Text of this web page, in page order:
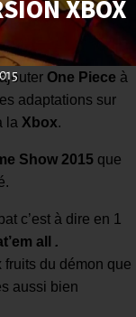
XBOX
One Piece à
adaptations sur
la Xbox.
Show 2015 que
c’est à dire en 1
all
.
fruits du démon que
aussi bien